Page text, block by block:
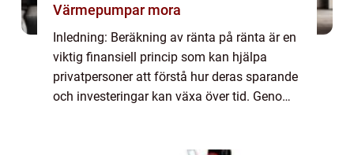
Värmepumpar mora
Inledning: Beräkning av ränta på ränta är en
viktig finansiell princip som kan hjälpa
privatpersoner att förstå hur deras sparande
och investeringar kan växa över tid. Genom